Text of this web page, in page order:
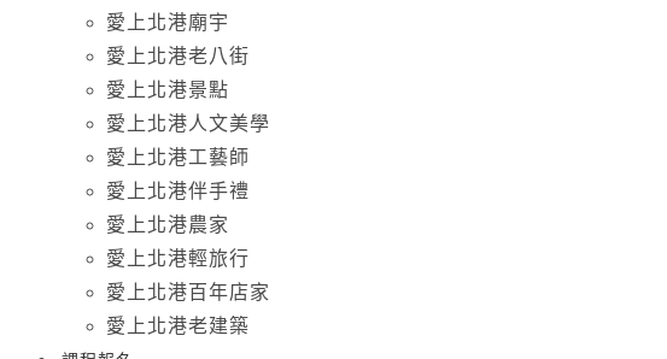
愛上北港廟宇
愛上北港老八街
愛上北港景點
愛上北港人文美學
愛上北港工藝師
愛上北港伴手禮
愛上北港農家
愛上北港輕旅行
愛上北港百年店家
愛上北港老建築